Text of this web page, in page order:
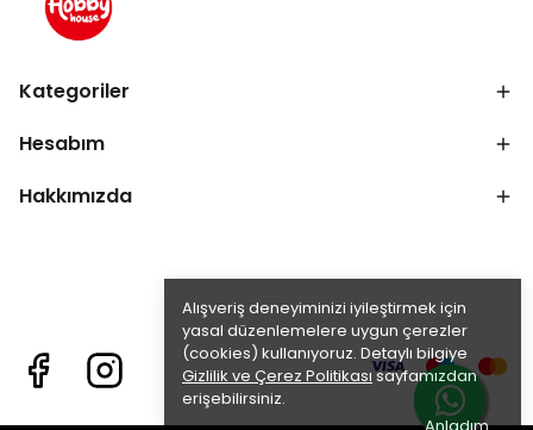
Alışveriş deneyiminizi iyileştirmek için
yasal düzenlemelere uygun çerezler
(cookies) kullanıyoruz. Detaylı bilgiye
Gizlilik ve Çerez Politikasısayfamızdan
erişebilirsiniz.
Kategoriler
Hesabım
Hakkımızda